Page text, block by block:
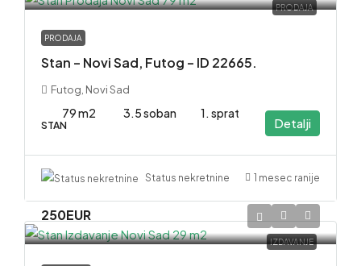
PRODAJA
PRODAJA
Stan – Novi Sad, Futog – ID 22665.
Futog, Novi Sad
79 m2 3.5 soban 1. sprat
STAN Detalji
Status nekretnine 1 mesec ranije
IZDAVANJE
250EUR